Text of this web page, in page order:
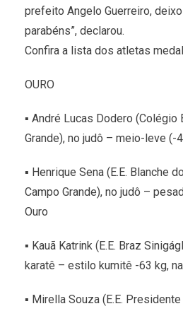
prefeito Angelo Guerreiro,
parabéns”, declarou.
Confira a lista dos atletas
OURO
▪ André Lucas Dodero (Colégio
Grande), no judô – meio-leve (-
▪ Henrique Sena (E.E. Blanche
Campo Grande), no judô –
Ouro
▪ Kauã Katrink (E.E. Braz
karatê – estilo kumitê -63 kg,
▪ Mirella Souza (E.E.